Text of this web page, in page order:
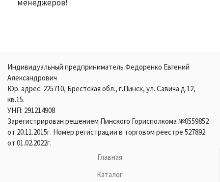
менеджеров!
Индивидуальный предприниматель Федоренко Евгений
Александрович
Юр. адрес: 225710, Брестская обл., г.Пинск, ул. Савича д.12,
кв.15.
УНП: 291214908
Зарегистрирован решением Пинского Горисполкома №0559852
от 20.11.2015г. Номер регистрации в торговом реестре 527892
от 01.02.2022г.
Главная
Каталог